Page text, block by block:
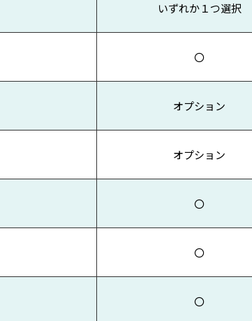
いずれか１つ選択
〇
オプション
オプション
〇
〇
〇